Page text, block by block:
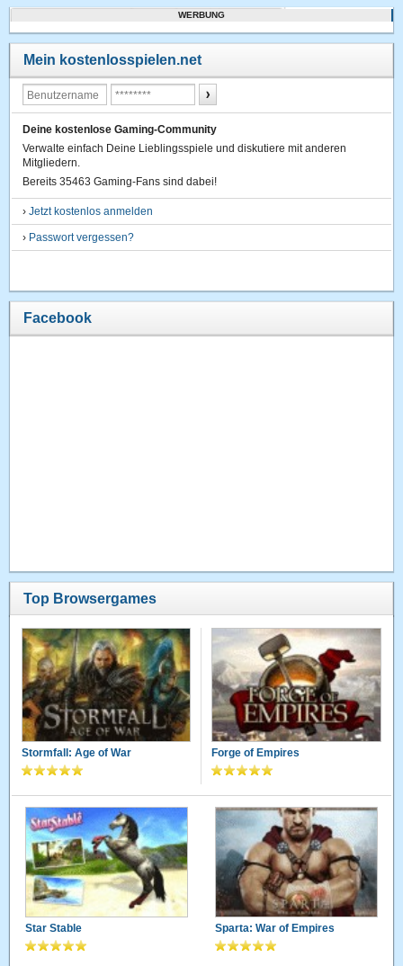
WERBUNG
Mein kostenlosspielen.net
Deine kostenlose Gaming-Community
Verwalte einfach Deine Lieblingsspiele und diskutiere mit anderen
Mitgliedern.
Bereits 35463 Gaming-Fans sind dabei!
›Jetzt kostenlos anmelden
› Passwort vergessen?
Facebook
Top Browsergames
Stormfall: Age of War Forge of Empires
Star Stable Sparta: War of Empires